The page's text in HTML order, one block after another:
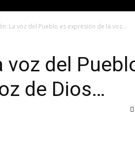
La voz del Pueblo es expresión de la voz...
voz del
de Dios…